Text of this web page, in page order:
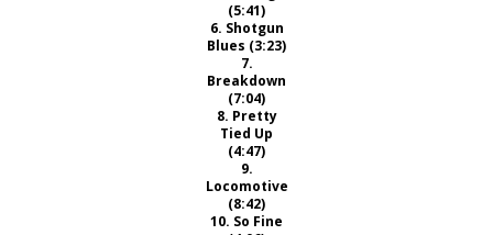
(5:41)
6. Shotgun
Blues (3:23)
7.
Breakdown
(7:04)
8. Pretty
Tied Up
(4:47)
9.
Locomotive
(8:42)
10. So Fine